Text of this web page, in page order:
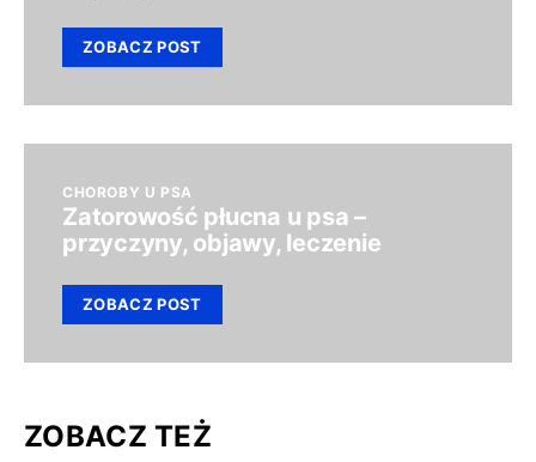
ZOBACZ POST
CHOROBY U PSA
Zatorowość płucna u psa –
przyczyny, objawy, leczenie
ZOBACZ POST
ZOBACZ TEŻ